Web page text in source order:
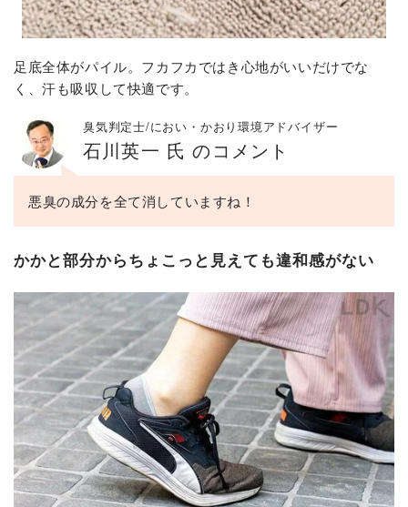
足底全体がパイル。フカフカではき心地がいいだけでな
く、汗も吸収して快適です。
臭気判定士/におい・かおり環境アドバイザー
石川英一 氏 のコメント
悪臭の成分を全て消していますね！
かかと部分からちょこっと見えても違和感がない